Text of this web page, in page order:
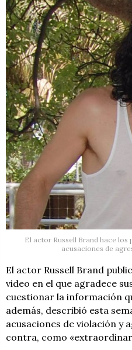
El actor Russell Brand hace
acusaciones de
El actor Russell Brand
video en el que agradece
cuestionar la información
además, describió esta
acusaciones de violación y
contra, como